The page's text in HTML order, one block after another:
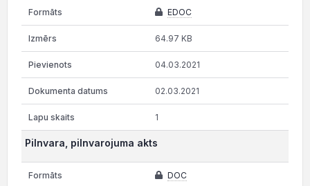
EDOC
64.97 KB
04.03.2021
02.03.2021
1
Pilnvara, pilnvarojuma akts
DOC